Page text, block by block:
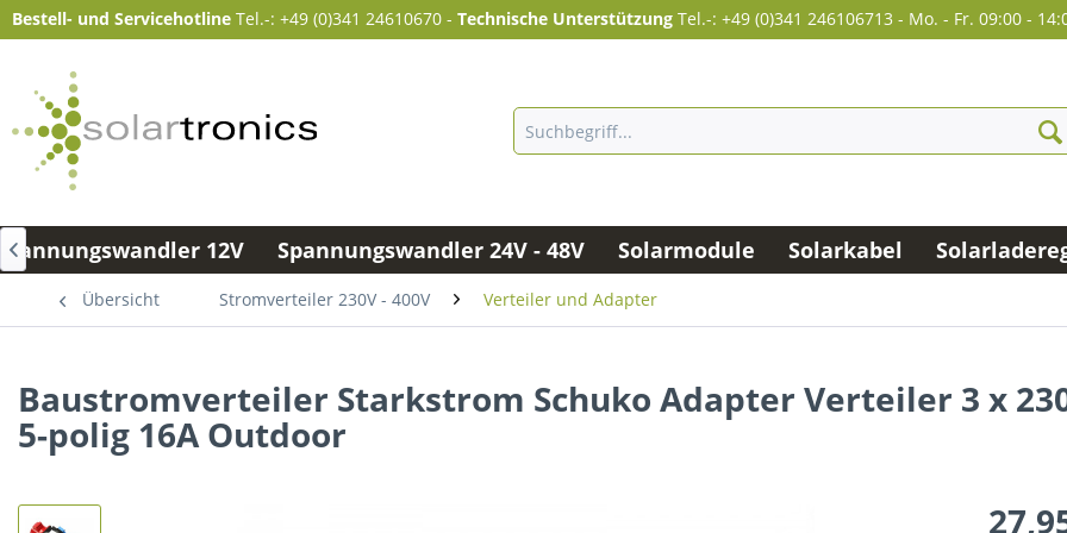
Bestell- und Servicehotline Tel.-: +49 (0)341 24610670 - Technische Unterstützung Tel.-: +49 (0)341 246106713 - Mo. - Fr. 09:00 -
12V Spannungswandler 24V - 48V Solarmodule Solarkabel

Übersicht Stromverteiler 230V - 400V Verteiler und Adapter
Baustromverteiler Starkstrom Schuko Adapter Verteiler 3 x
5-polig 16A Outdoor